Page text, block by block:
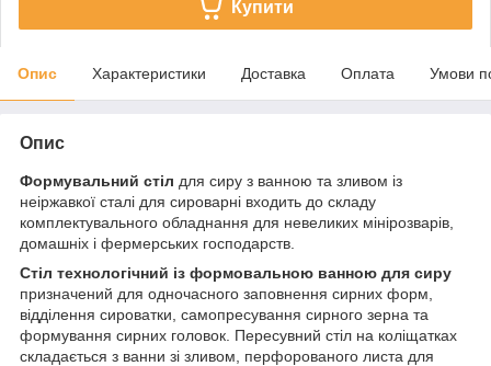
Купити
Опис Характеристики Доставка Оплата Умови
Опис
Формувальний стіл для сиру з ванною та зливом із
неіржавкої сталі для сироварні входить до складу
комплектувального обладнання для невеликих мінірозварів,
домашніх і фермерських господарств.
Стіл технологічний із формовальною ванною для сиру
призначений для одночасного заповнення сирних форм,
відділення сироватки, самопресування сирного зерна та
формування сирних головок. Пересувний стіл на коліщатках
складається з ванни зі зливом, перфорованого листа для